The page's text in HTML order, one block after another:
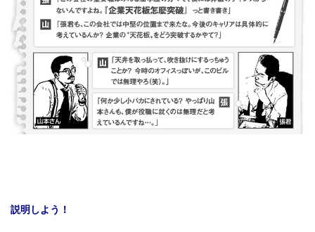
説明しよう！